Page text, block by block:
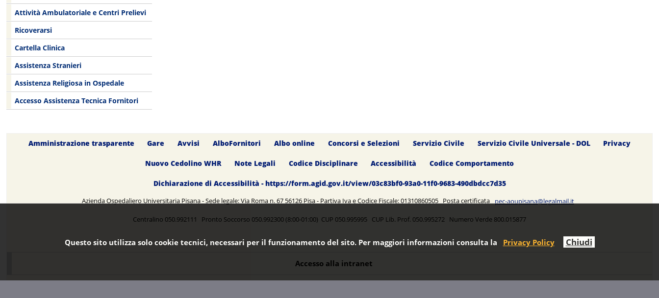
Attività Ambulatoriale e Centri Prelievi
Ricoverarsi
Cartella Clinica
Assistenza Stranieri
Assistenza Religiosa in Ospedale
Accesso Assistenza Tecnica Fornitori
Amministrazione trasparente Gare Avvisi AlboFornitori Albo online Concorsi e Selezioni Servizio Civile Servizio Civile Universale - DOL Privacy
Nuovo Cedolino WHR Note Legali Codice Disciplinare Accessibilità Codice Comportamento
Dichiarazione di Accessibilità - https://form.agid.gov.it/view/03c83bf0-93a0-11f0-9683-490dbdcc7d35
Azienda Ospedaliero Universitaria Pisana - Sede legale: Via Roma n. 67 56126 Pisa - Partiva Iva e Codice Fiscale: 01310860505 Posta certificata pec-aoupisana@legalmail.it
Centralino 050.992111 Pronto Soccorso 050.992300 (8:00-01:00) CUP 050.995995 CUP Lib. Prof. 050.995272 Numero Verde 800.015877
Accesso alla intranet
Questo sito utilizza solo cookie tecnici, necessari per il funzionamento del sito. Per maggiori informazioni consulta la Privacy Policy Chiudi